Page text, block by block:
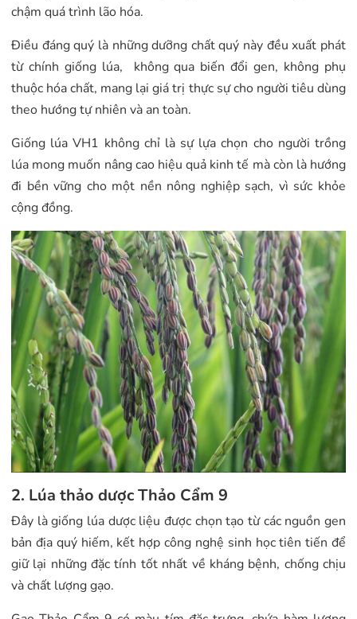
chậm quá trình lão hóa.
Điều đáng quý là những dưỡng chất quý này đều xuất phát
từ chính giống lúa, không qua biến đổi gen, không phụ
thuộc hóa chất, mang lại giá trị thực sự cho người tiêu dùng
theo hướng tự nhiên và an toàn.
Giống lúa VH1 không chỉ là sự lựa chọn cho người trồng
lúa mong muốn nâng cao hiệu quả kinh tế mà còn là hướng
đi bền vững cho một nền nông nghiệp sạch, vì sức khỏe
cộng đồng.
2. Lúa thảo dược Thảo Cẩm 9
Đây là giống lúa dược liệu được chọn tạo từ các nguồn gen
bản địa quý hiếm, kết hợp công nghệ sinh học tiên tiến để
giữ lại những đặc tính tốt nhất về kháng bệnh, chống chịu
và chất lượng gạo.